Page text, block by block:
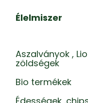
Élelmiszer
Aszalványok ,
zöldségek
Bio termékek